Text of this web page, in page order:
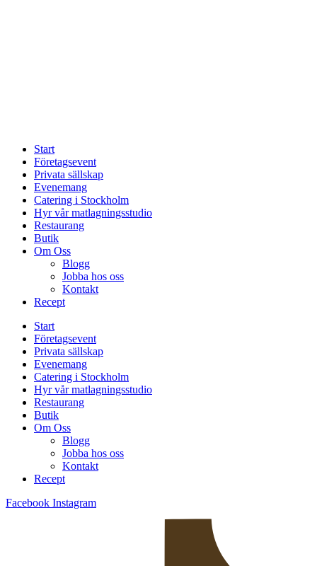
Start
Företagsevent
Privata sällskap
Evenemang
Catering i Stockholm
Hyr vår matlagningsstudio
Restaurang
Butik
Om Oss
Blogg
Jobba hos oss
Kontakt
Recept
Start
Företagsevent
Privata sällskap
Evenemang
Catering i Stockholm
Hyr vår matlagningsstudio
Restaurang
Butik
Om Oss
Blogg
Jobba hos oss
Kontakt
Recept
Facebook Instagram